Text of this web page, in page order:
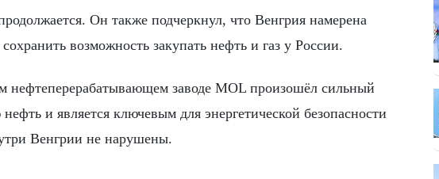
Он также подчеркнул, что Венгрия намерена
возможность закупать нефть и газ у России.
нефтеперерабатывающем заводе MOL произошёл сильный
и является ключевым для энергетической безопасности
Венгрии не нарушены.